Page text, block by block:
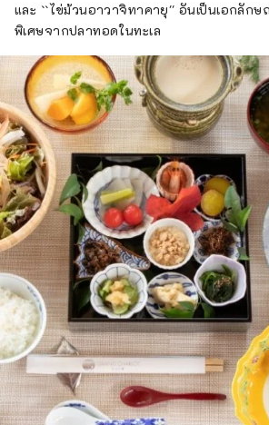
และ ``ไข่ม้วนอาวาจิทาคายุ'' อันเป็นเอกลัก
พิเศษจากปลาทอดในทะเล